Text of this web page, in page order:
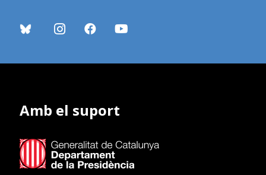
Amb el suport